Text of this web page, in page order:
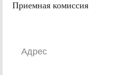
Приемная комиссия
Адрес